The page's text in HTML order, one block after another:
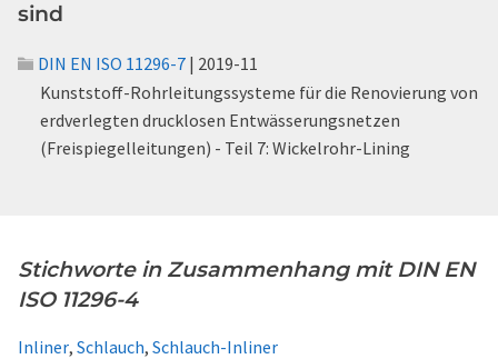
sind
DIN EN ISO 11296-7 | 2019-11
Kunststoff-Rohrleitungssysteme für die Renovierung von
erdverlegten drucklosen Entwässerungsnetzen
(Freispiegelleitungen) - Teil 7: Wickelrohr-Lining
Stichworte in Zusammenhang mit DIN EN
ISO 11296-4
Inliner, Schlauch, Schlauch-Inliner